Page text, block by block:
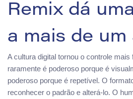
Remix dá
a mais de um
A cultura digital tornou o controle
raramente é poderoso porque é
poderoso porque é repetível. O
reconhecer o padrão e alterá-lo. O